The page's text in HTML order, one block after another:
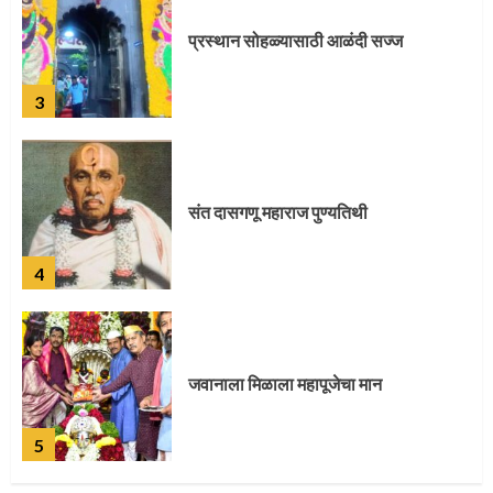
3
प्रस्थान सोहळ्यासाठी आळंदी सज्ज
4
संत दासगणू महाराज पुण्यतिथी
5
जवानाला मिळाला महापूजेचा मान